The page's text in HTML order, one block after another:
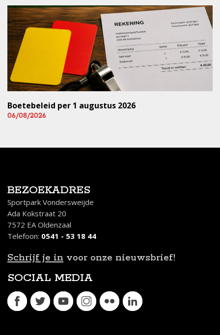
Boetebeleid per 1 augustus 2026
06/08/2026
BEZOEKADRES
Sportpark Vondersweijde
Ada Kokstraat 20
7572 EA Oldenzaal
Telefoon: 0541 - 53 18 44
Schrijf je in voor onze nieuwsbrief!
SOCIAL MEDIA